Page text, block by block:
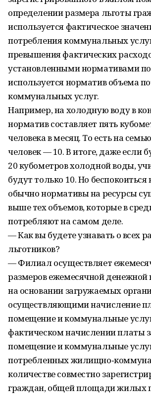
определении размера льготы
используется фактическое
потребления коммунальных
превышения фактических
установленными нормативами
используется норматив объема
коммунальных услуг.
Например, на холодную воду в
норматив составляет пять
человека в месяц. То есть на
человек — 10. В итоге, даже если
20 кубометров холодной воды,
будут только 10. Но беспокоиться
обычно нормативы на ресурсы
выше тех объемов, которые в
потребляют на самом деле.
— Как вы будете узнавать о всех
льготников?
— Филиал осуществляет
размеров ежемесячной денежной
на основании загружаемых
осуществляющими начисление
помещение и коммунальные
фактическом начислении платы
помещение и коммунальные
потребленных
количестве совместно
граждан, общей площади жилых